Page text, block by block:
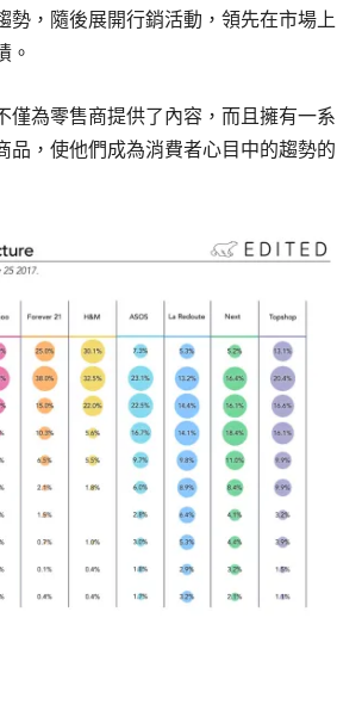
勢，隨後展開行銷活動，領先在市場上
。
僅為零售商提供了內容，而且擁有一系
品，使他們成為消費者心目中的趨勢的